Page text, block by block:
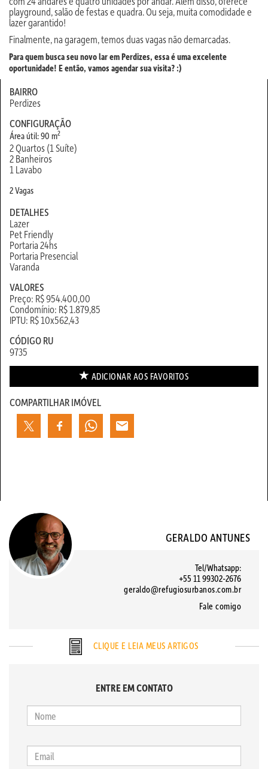
playground, salão de festas e quadra. Ou seja, muita comodidade e
lazer garantido!
Finalmente, na garagem, temos duas vagas não demarcadas.
Para quem busca seu novo lar em Perdizes, essa é uma excelente
oportunidade! E então, vamos agendar sua visita? :)
BAIRRO
Perdizes
CONFIGURAÇÃO
Área útil: 90 m2
2 Quartos (1 Suíte)
2 Banheiros
1 Lavabo
2 Vagas
DETALHES
Lazer
Pet Friendly
Portaria 24hs
Portaria Presencial
Varanda
VALORES
Preço: R$ 954.400,00
Condomínio: R$ 1.879,85
IPTU: R$ 10x562,43
CÓDIGO RU
9735
ADICIONAR AOS FAVORITOS
COMPARTILHAR IMÓVEL
GERALDO ANTUNES
Tel/Whatsapp:
+55 11 99302-2676
geraldo@refugiosurbanos.com.br
Fale comigo
CLIQUE E LEIA MEUS ARTIGOS
ENTRE EM CONTATO